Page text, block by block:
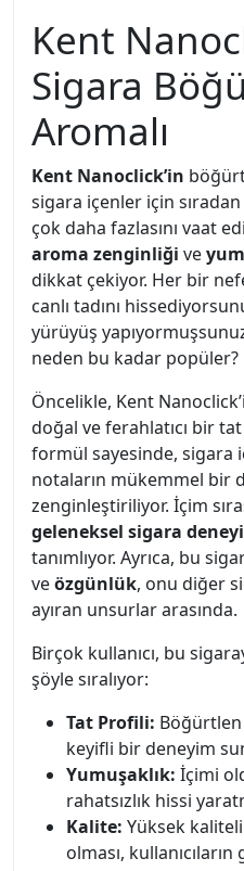
Kent
Sigara
Aromalı
Kent Nanoclick’in
sigara içenler için
çok daha fazlasını vaat
aroma zenginliği ve
dikkat çekiyor. Her bir
canlı tadını
yürüyüş
neden bu kadar popüler?
Öncelikle, Kent
doğal ve ferahlatıcı bir
formül sayesinde, sigara
notaların mükemmel bir
zenginleştiriliyor. İçim
geleneksel sigara
tanımlıyor. Ayrıca, bu
veözgünlük, onu diğer
ayıran unsurlar arasında.
Birçok kullanıcı, bu
şöyle sıralıyor:
Tat Profili:
keyifli bir deneyim
Yumuşaklık: İçimi
rahatsızlık hissi
Kalite: Yüksek
olması,